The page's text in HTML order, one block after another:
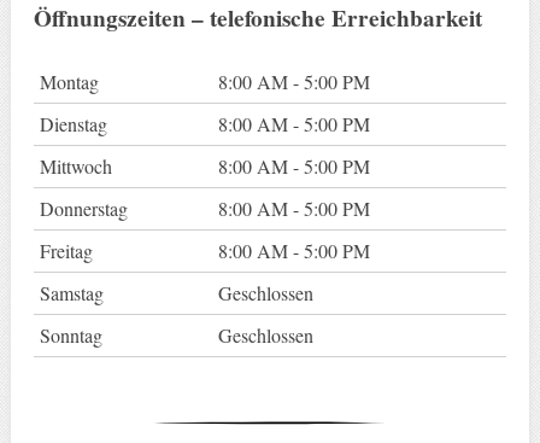
Öffnungszeiten – telefonische Erreichbarkeit
Montag
8:00 AM - 5:00 PM
Dienstag
8:00 AM - 5:00 PM
Mittwoch
8:00 AM - 5:00 PM
Donnerstag
8:00 AM - 5:00 PM
Freitag
8:00 AM - 5:00 PM
Samstag
Geschlossen
Sonntag
Geschlossen